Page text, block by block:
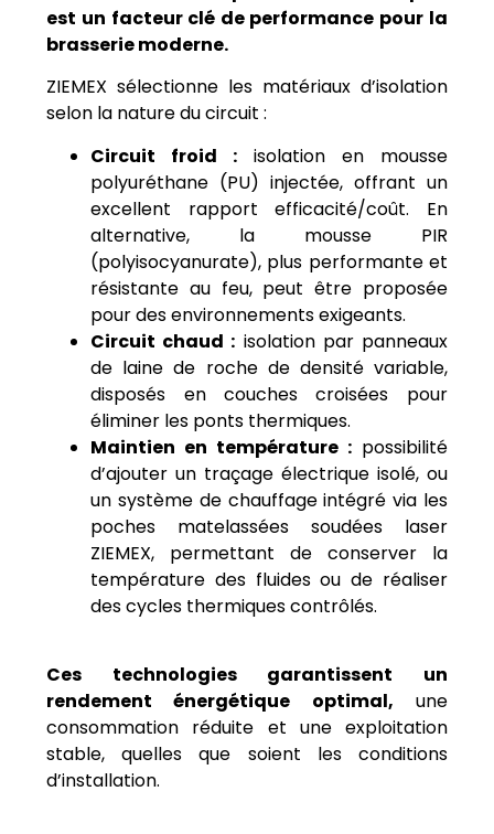
est un facteur clé de performance pour la
brasserie moderne.
ZIEMEX sélectionne les matériaux d’isolation
selon la nature du circuit :
Circuit froid : isolation en mousse
polyuréthane (PU) injectée, offrant un
excellent rapport efficacité/coût. En
alternative, la mousse PIR
(polyisocyanurate), plus performante et
résistante au feu, peut être proposée
pour des environnements exigeants.
Circuit chaud : isolation par panneaux
de laine de roche de densité variable,
disposés en couches croisées pour
éliminer les ponts thermiques.
Maintien en température :possibilité
d’ajouter un traçage électrique isolé, ou
un système de chauffage intégré via les
poches matelassées soudées laser
ZIEMEX, permettant de conserver la
température des fluides ou de réaliser
des cycles thermiques contrôlés.
Ces technologies garantissent un
rendement énergétique optimal, une
consommation réduite et une exploitation
stable, quelles que soient les conditions
d’installation.